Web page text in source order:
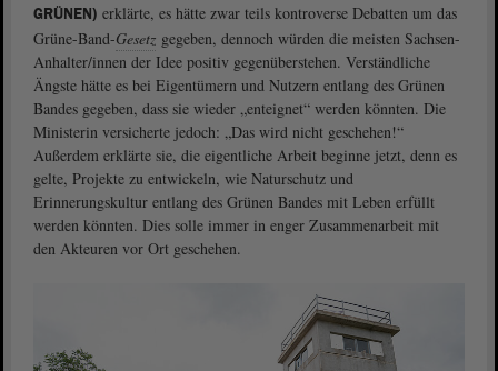
GRÜNEN) erklärte, es hätte zwar teils kontroverse Debatten um das
Grüne-Band-Gesetz gegeben, dennoch würden die meisten Sachsen-
Anhalter/innen der Idee positiv gegenüberstehen. Verständliche
Ängste hätte es bei Eigentümern und Nutzern entlang des Grünen
Bandes gegeben, dass sie wieder „enteignet“ werden könnten. Die
Ministerin versicherte jedoch: „Das wird nicht geschehen!“
Außerdem erklärte sie, die eigentliche Arbeit beginne jetzt, denn es
gelte, Projekte zu entwickeln, wie Naturschutz und
Erinnerungskultur entlang des Grünen Bandes mit Leben erfüllt
werden könnten. Dies solle immer in enger Zusammenarbeit mit
den Akteuren vor Ort geschehen.